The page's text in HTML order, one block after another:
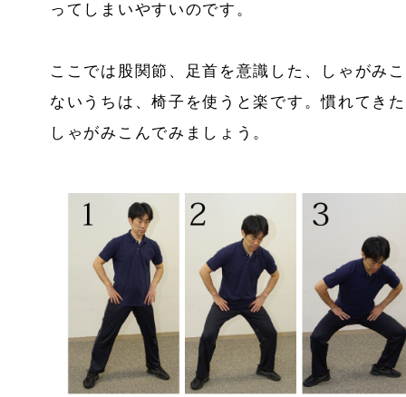
ってしまいやすいのです。
ここでは股関節、足首を意識した、しゃがみ
ないうちは、椅子を使うと楽です。慣れてき
しゃがみこんでみましょう。